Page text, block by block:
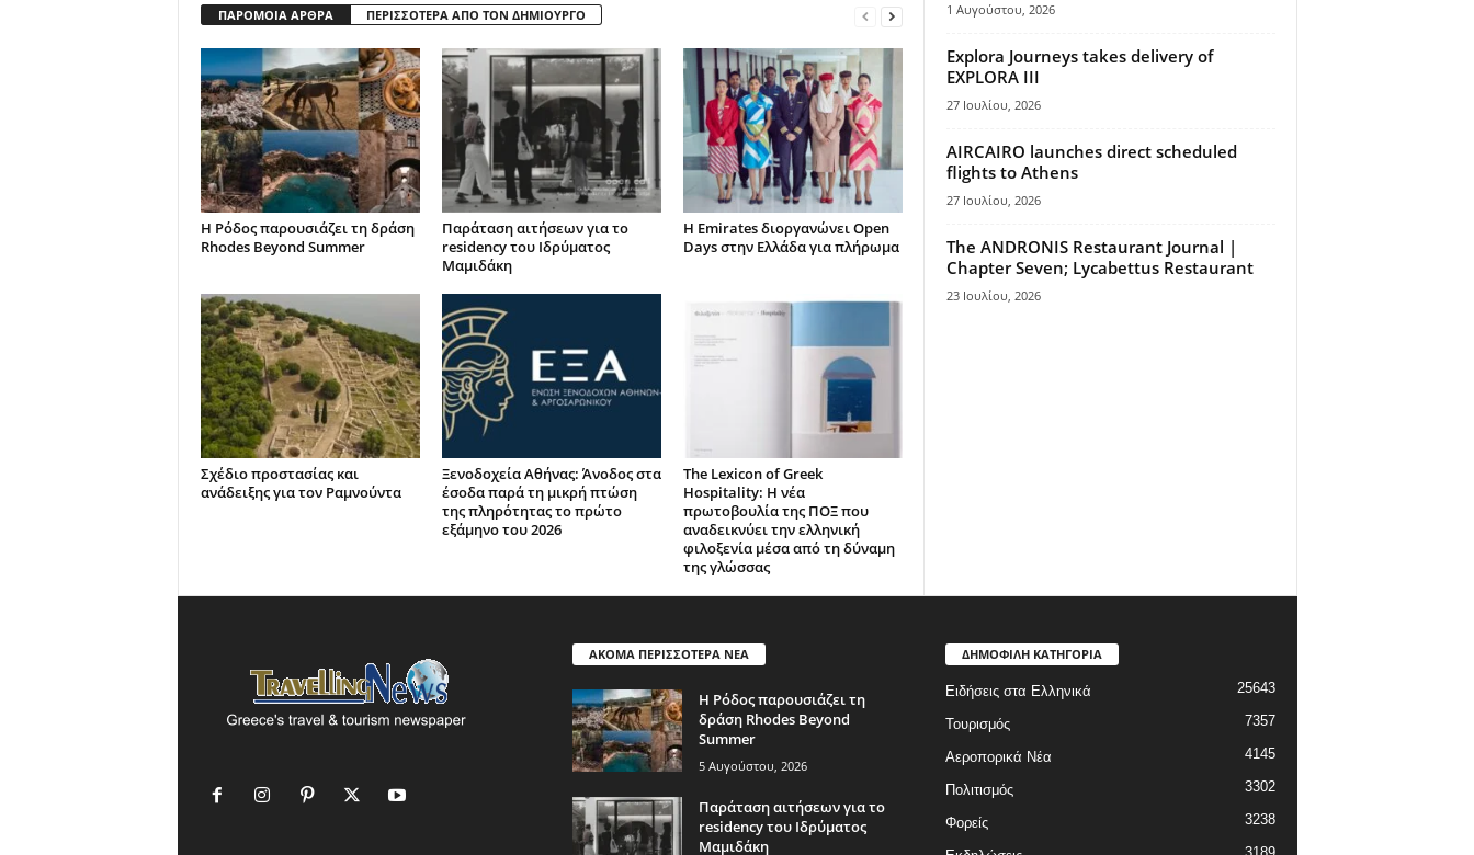
ΠΑΡΟΜΟΙΑ ΑΡΘΡΑ ΠΕΡΙΣΣΟΤΕΡΑ ΑΠΟ ΤΟΝ ΔΗΜΙΟΥΡΓΟ
Η Ρόδος παρουσιάζει τη δράση
Rhodes Beyond Summer
Παράταση αιτήσεων για το
residency του Ιδρύματος
Μαμιδάκη
Η Emirates διοργανώνει Open
Days στην Ελλάδα για πλήρωμα
Σχέδιο προστασίας και
ανάδειξης για τον Ραμνούντα
Ξενοδοχεία Αθήνας: Άνοδος στα
έσοδα παρά τη μικρή πτώση
της πληρότητας το πρώτο
εξάμηνο του 2026
The Lexicon of Greek
Hospitality: Η νέα
πρωτοβουλία της ΠΟΞ που
αναδεικνύει την ελληνική
φιλοξενία μέσα από τη δύναμη
της γλώσσας
1 Αυγούστου, 2026
Explora Journeys takes delivery of
EXPLORA III
27 Ιουλίου, 2026
AIRCAIRO launches direct scheduled
flights to Athens
27 Ιουλίου, 2026
The ANDRONIS Restaurant Journal |
Chapter Seven; Lycabettus Restaurant
23 Ιουλίου, 2026
ΑΚΟΜΑ ΠΕΡΙΣΣΟΤΕΡΑ ΝΕΑ
Η Ρόδος παρουσιάζει τη
δράση Rhodes Beyond
Summer
5 Αυγούστου, 2026
Παράταση αιτήσεων για το
residency του Ιδρύματος
Μαμιδάκη
ΔΗΜΟΦΙΛΗ ΚΑΤΗΓΟΡΙΑ
Ειδήσεις στα Ελληνικά 25643
Τουρισμός 7357
Αεροπορικά Νέα 4145
Πολιτισμός 3302
Φορείς 3238